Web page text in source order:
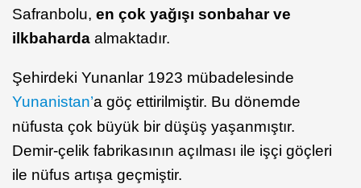
Safranbolu, en çok yağışı sonbahar ve
ilkbaharda almaktadır.
Şehirdeki Yunanlar 1923 mübadelesinde
Yunanistan’a göç ettirilmiştir. Bu dönemde
nüfusta çok büyük bir düşüş yaşanmıştır.
Demir-çelik fabrikasının açılması ile işçi göçleri
ile nüfus artışa geçmiştir.